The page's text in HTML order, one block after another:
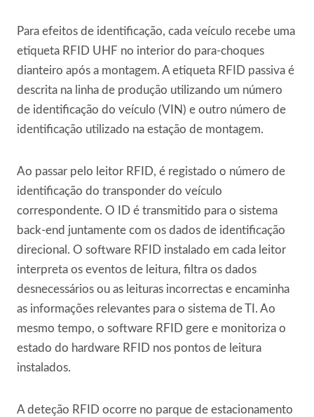
Para efeitos de identificação, cada veículo recebe uma
etiqueta RFID UHF no interior do para-choques
dianteiro após a montagem. A etiqueta RFID passiva é
descrita na linha de produção utilizando um número
de identificação do veículo (VIN) e outro número de
identificação utilizado na estação de montagem.
Ao passar pelo leitor RFID, é registado o número de
identificação do transponder do veículo
correspondente. O ID é transmitido para o sistema
back-end juntamente com os dados de identificação
direcional. O software RFID instalado em cada leitor
interpreta os eventos de leitura, filtra os dados
desnecessários ou as leituras incorrectas e encaminha
as informações relevantes para o sistema de TI. Ao
mesmo tempo, o software RFID gere e monitoriza o
estado do hardware RFID nos pontos de leitura
instalados.
A deteção RFID ocorre no parque de estacionamento